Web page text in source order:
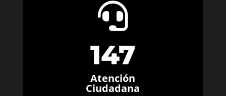

147
Atención
Ciudadana